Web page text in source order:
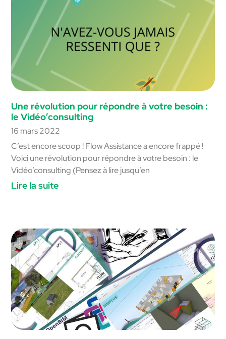
Une révolution pour répondre à votre besoin :
le Vidéo’consulting
16 mars 2022
C’est encore scoop ! Flow Assistance a encore frappé !
Voici une révolution pour répondre à votre besoin : le
Vidéo’consulting (Pensez à lire jusqu’en
Lire la suite